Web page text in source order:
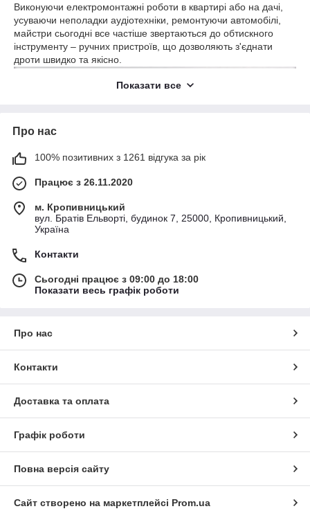
Виконуючи електромонтажні роботи в квартирі або на дачі,
усуваючи неполадки аудіотехніки, ремонтуючи автомобілі,
майстри сьогодні все частіше звертаються до обтискного
інструменту – ручних пристроїв, що дозволяють з'єднати
дроти швидко та якісно.
Показати все
Про нас
100% позитивних з 1261 відгука за рік
Працює з 26.11.2020
м. Кропивницький
вул. Братів Ельворті, будинок 7, 25000, Кропивницький,
Україна
Контакти
Сьогодні працює з 09:00 до 18:00
Показати весь графік роботи
Про нас
Контакти
Доставка та оплата
Графік роботи
Повна версія сайту
Сайт створено на маркетплейсі Prom.ua